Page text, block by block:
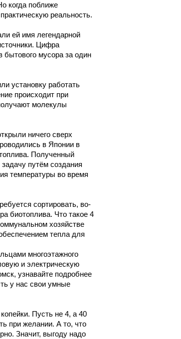
когда поближе
реальность.
ей имя легендарной
Цифра
бытового мусора за один
установку работать
происходит при
молекулы
ничего сверх
в Японии в
Полученный
путём создания
температуры во время
сортировать, во-
биотоплива. Что такое 4
хозяйстве
тепла для
многоэтажного
и электрическую
узнавайте подробнее
у нас свои умные
Пусть не 4, а 40
при желании. А то, что
Значит, выгоду надо